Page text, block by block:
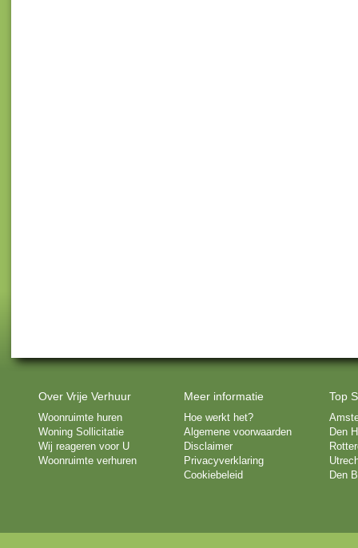
Over Vrije Verhuur
Woonruimte huren
Woning Sollicitatie
Wij reageren voor U
Woonruimte verhuren
Meer informatie
Hoe werkt het?
Algemene voorwaarden
Disclaimer
Privacyverklaring
Cookiebeleid
Top
Den
Den